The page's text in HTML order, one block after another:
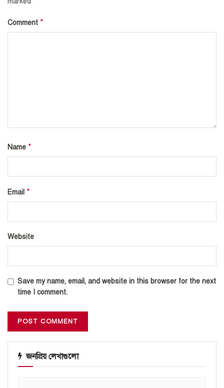
Comment *
Name *
Email *
Website
Save my name, email, and website in this browser for the next
time I comment.
জনপ্রিয় লেখাগুলো